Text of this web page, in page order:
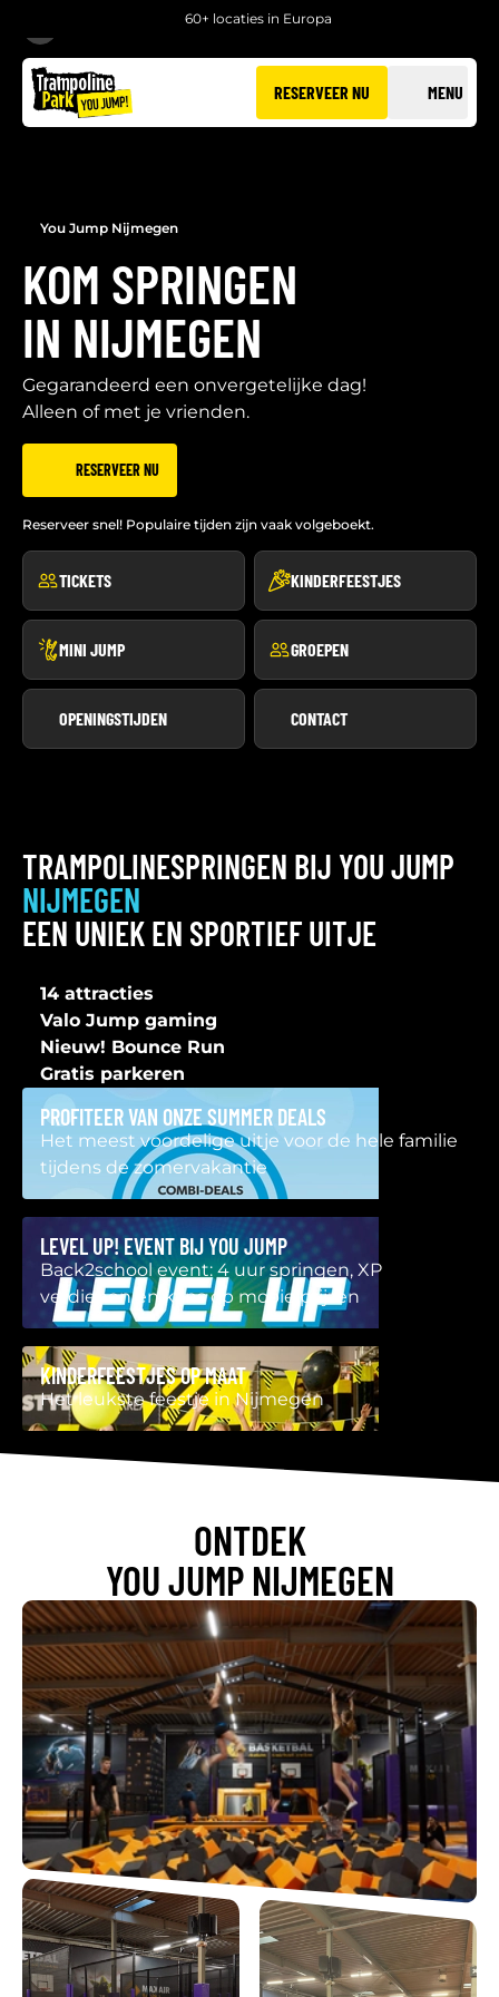
60+ locaties in Europa
RESERVEER NU MENU
You Jump Nijmegen
KOM SPRINGEN
IN NIJMEGEN
Gegarandeerd een onvergetelijke dag!
Alleen of met je vrienden.
RESERVEER NU
Reserveer snel! Populaire tijden zijn vaak volgeboekt.
TICKETS KINDERFEESTJES
MINI JUMP GROEPEN
OPENINGSTIJDEN CONTACT
TRAMPOLINESPRINGEN BIJ YOU JUMP
NIJMEGEN
EEN UNIEK EN SPORTIEF UITJE
14 attracties
Valo Jump gaming
Nieuw! Bounce Run
Gratis parkeren
PROFITEER VAN ONZE SUMMER DEALS
Het meest voordelige uitje voor de hele familie
tijdens de zomervakantie
LEVEL UP! EVENT BIJ YOU JUMP
Back2school event: 4 uur springen, XP
verdienen en kans op mooie prijzen
KINDERFEESTJES OP MAAT
Het leukste feestje in Nijmegen
ONTDEK
YOU JUMP NIJMEGEN